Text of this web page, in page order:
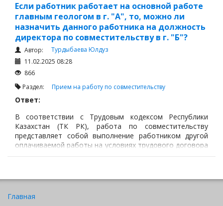
Если работник работает на основной работе
главным геологом в г. "А", то, можно ли
назначить данного работника на должность
директора по совместительству в г. "Б"?
Автор:
Турдыбаева Юлдуз
11.02.2025 08:28
866
Раздел: Прием на работу по совместительству
Ответ:
В соответствии с Трудовым кодексом Республики
Казахстан (ТК РК), работа по совместительству
представляет собой выполнение работником другой
оплачиваемой работы на условиях трудового договора
в свободное от основной работы время.
Главная